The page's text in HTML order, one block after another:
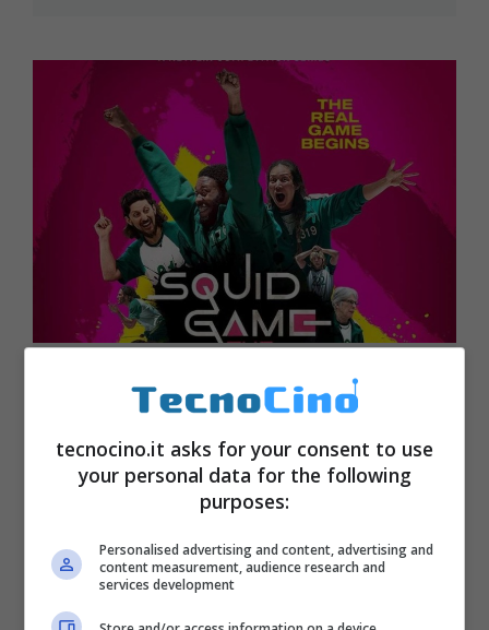
Squid Game torna su Netflix, ma
non come ve lo aspettavate: cos’è
“La sfida” e perché merita una
chance
tecnocino.it asks for your consent to use
your personal data for the following
purposes:
Personalised advertising and content, advertising and
content measurement, audience research and
services development